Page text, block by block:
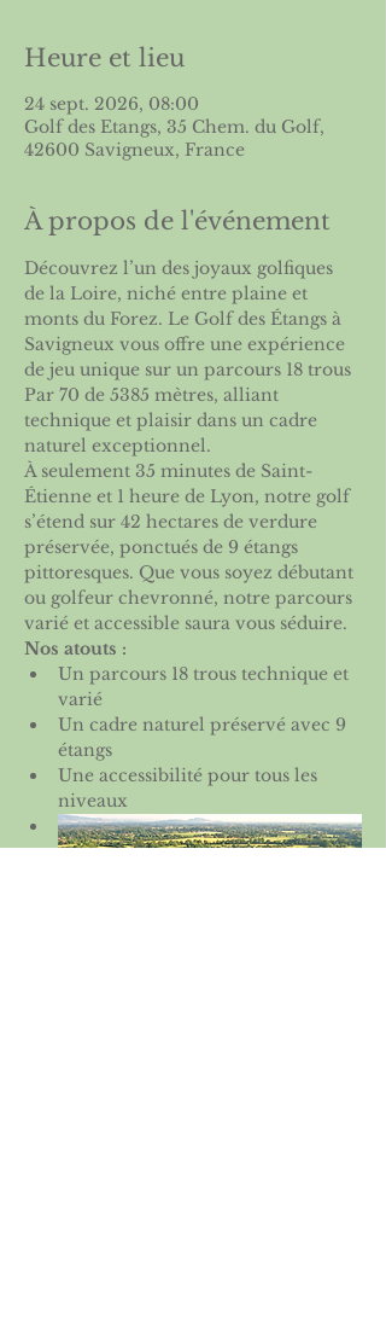
Heure et lieu
24 sept. 2026, 08:00
Golf des Etangs, 35 Chem. du Golf,
42600 Savigneux, France
À propos de l'événement
Découvrez l’un des joyaux golfiques
de la Loire, niché entre plaine et
monts du Forez. Le Golf des Étangs à
Savigneux vous offre une expérience
de jeu unique sur un parcours 18 trous
Par 70 de 5385 mètres, alliant
technique et plaisir dans un cadre
naturel exceptionnel.
À seulement 35 minutes de Saint-
Étienne et 1 heure de Lyon, notre golf
s’étend sur 42 hectares de verdure
préservée, ponctués de 9 étangs
pittoresques. Que vous soyez débutant
ou golfeur chevronné, notre parcours
varié et accessible saura vous séduire.
Nos atouts :
Un parcours 18 trous technique et
varié
Un cadre naturel préservé avec 9
étangs
Une accessibilité pour tous les
niveaux